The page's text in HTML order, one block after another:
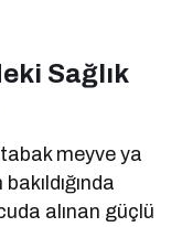
Sağlık
tabak meyve ya
alınan güçlü